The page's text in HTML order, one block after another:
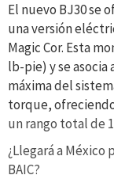
El nuevo BJ30 se
una versión
Magic Cor. Esta
lb-pie) y se
máxima del
torque,
un rango total de
¿Llegará a
BAIC?